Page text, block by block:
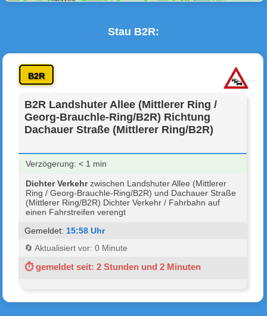
Stau B2R:
B2R
B2R Landshuter Allee (Mittlerer Ring /
Georg-Brauchle-Ring/B2R) Richtung
Dachauer Straße (Mittlerer Ring/B2R)
Verzögerung: < 1 min
Dichter Verkehrzwischen Landshuter Allee (Mittlerer
Ring / Georg-Brauchle-Ring/B2R) und Dachauer Straße
(Mittlerer Ring/B2R) Dichter Verkehr / Fahrbahn auf
einen Fahrstreifen verengt
Gemeldet: 15:58 Uhr
🔄 Aktualisiert vor: 0 Minute
⏱ gemeldet seit: 2 Stunden und 2 Minuten